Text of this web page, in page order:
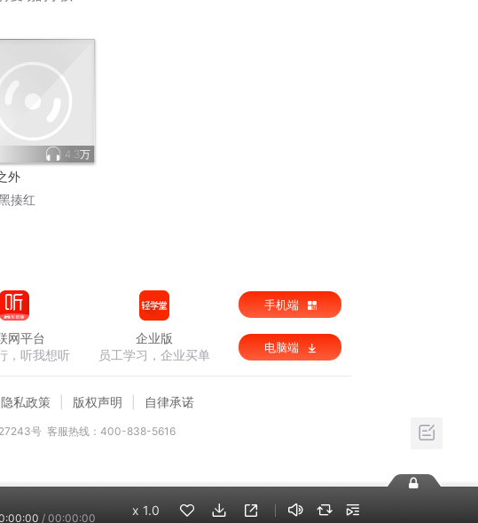
4.3万
外
揍红
/ 00:00:00
x 1.0
网平台
，听我想听
企业版
员工学习，企业买单
手机端
电脑端
隐私政策 版权声明 自律承诺
号 客服热线：400-838-5616